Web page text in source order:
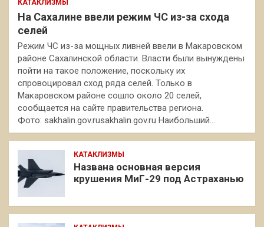
КАТАКЛИЗМЫ
На Сахалине ввели режим ЧС из-за схода
селей
Режим ЧС из-за мощных ливней ввели в Макаровском
районе Сахалинской области. Власти были вынуждены
пойти на такое положение, поскольку их
спровоцировал сход ряда селей. Только в
Макаровском районе сошло около 20 селей,
сообщается на сайте правительства региона.
Фото: sakhalin.gov.rusakhalin.gov.ru Наибольший…
КАТАКЛИЗМЫ
Названа основная версия
крушения МиГ-29 под Астраханью